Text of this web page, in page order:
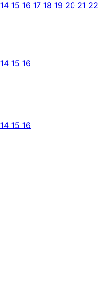
14 15 16 17 18 19 20 21 22
14 15 16
14 15 16